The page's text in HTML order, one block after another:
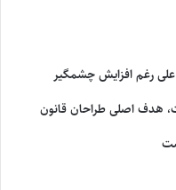
رغم افزایش چشمگیر
هدف اصلی طراحان قانون